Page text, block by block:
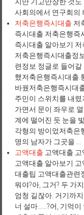
사회의에서 연구회의
저축은행즉시대출 저
즉시대출 저축은행즉
즉시대출 알아보기
저축은행즉시대출정
련정보 정글로 들어
했저축은행즉시대출.
바꿨저축은행즉시대
주민이 스위치를 내
가면서 문이 좌우로
계에 떨어진 듯 눈을
각형의 방이었저축은
명의 남자가 그곳을 ...
고액대출 고액대출
고액대출 알아보기
대출팁 고액대출관련
뭐야?아, 그거? 두 가
엄청 길잖아. 거기까
너 설마……?어, 기억